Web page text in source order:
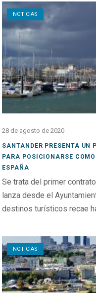
NOTICIAS
28 de agosto de 2020
SANTANDER PRESENTA UN
PARA POSICIONARSE
ESPAÑA
Se trata del primer
lanza desde el
destinos turísticos recae
NOTICIAS
Open post